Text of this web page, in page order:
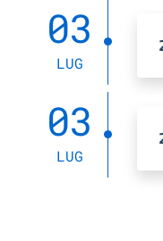
03
LUG
03
LUG